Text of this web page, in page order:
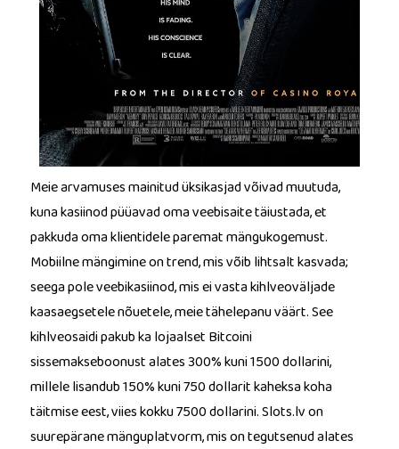
Meie arvamuses mainitud üksikasjad võivad muutuda,
kuna kasiinod püüavad oma veebisaite täiustada, et
pakkuda oma klientidele paremat mängukogemust.
Mobiilne mängimine on trend, mis võib lihtsalt kasvada;
seega pole veebikasiinod, mis ei vasta kihlveoväljade
kaasaegsetele nõuetele, meie tähelepanu väärt. See
kihlveosaidi pakub ka lojaalset Bitcoini
sissemakseboonust alates 300% kuni 1500 dollarini,
millele lisandub 150% kuni 750 dollarit kaheksa koha
täitmise eest, viies kokku 7500 dollarini. Slots.lv on
suurepärane mänguplatvorm, mis on tegutsenud alates